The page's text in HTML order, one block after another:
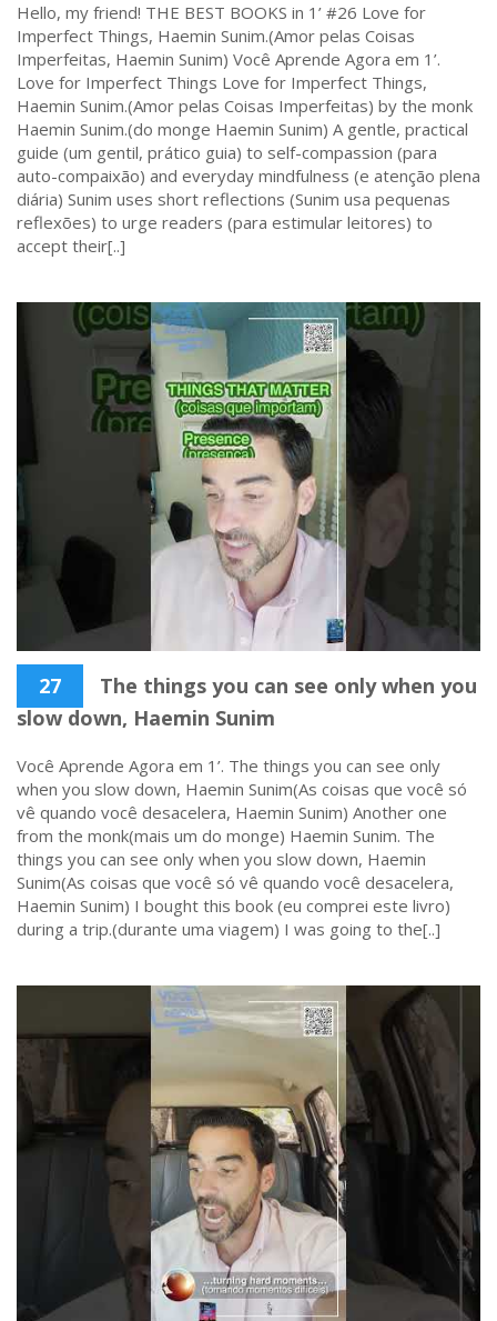
Hello, my friend! THE BEST BOOKS in 1’ #26 Love for
Imperfect Things, Haemin Sunim.(Amor pelas Coisas
Imperfeitas, Haemin Sunim) Você Aprende Agora em 1’.
Love for Imperfect Things Love for Imperfect Things,
Haemin Sunim.(Amor pelas Coisas Imperfeitas) by the monk
Haemin Sunim.(do monge Haemin Sunim) A gentle, practical
guide (um gentil, prático guia) to self-compassion (para
auto-compaixão) and everyday mindfulness (e atenção plena
diária) Sunim uses short reflections (Sunim usa pequenas
reflexões) to urge readers (para estimular leitores) to
accept their[..]
27
The things you can see only when you
slow down, Haemin Sunim
Você Aprende Agora em 1’. The things you can see only
when you slow down, Haemin Sunim(As coisas que você só
vê quando você desacelera, Haemin Sunim) Another one
from the monk(mais um do monge) Haemin Sunim. The
things you can see only when you slow down, Haemin
Sunim(As coisas que você só vê quando você desacelera,
Haemin Sunim) I bought this book (eu comprei este livro)
during a trip.(durante uma viagem) I was going to the[..]